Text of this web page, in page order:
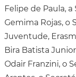
Felipe de Paula,
Gemima Rojas, o
Juventude,
Bira Batista
Odair Franzini, o